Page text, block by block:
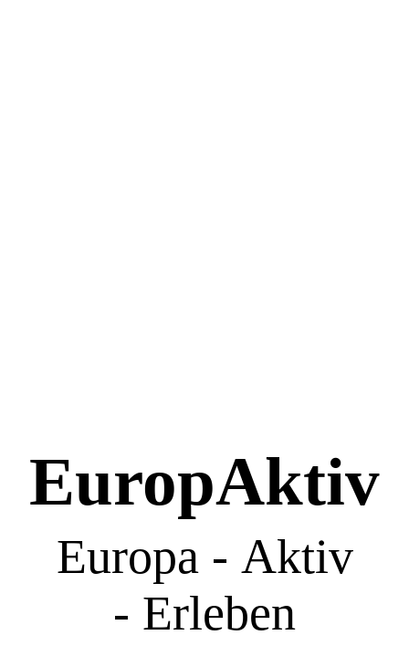
EuropAktiv
Europa - Aktiv
- Erleben